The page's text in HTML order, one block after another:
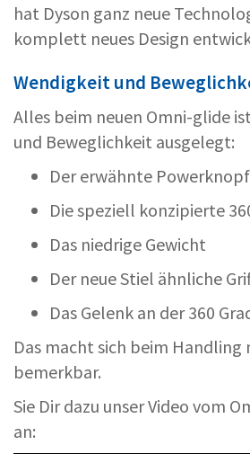
hat Dyson ganz neue
komplett neues Design
Wendigkeit und
Alles beim neuen Omni-glide
und Beweglichkeit ausgelegt:
Der erwähnte Powerknopf
Die speziell konzipierte
Das niedrige Gewicht
Der neue Stiel ähnliche
Das Gelenk an der 360
Das macht sich beim Handling
bemerkbar.
Sie Dir dazu unser Video vom
an: